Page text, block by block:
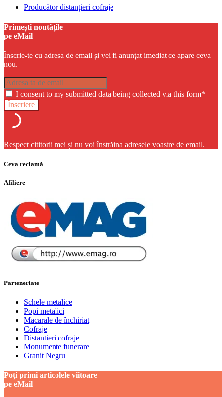
Producător distanțieri cofraje
Primești noutățile
pe eMail
Înscrie-te cu adresa de email și vei fi anunțat imediat ce apare ceva
nou.
I consent to my submitted data being collected via this form*
Respect cititorii mei și nu voi înstrăina adresele voastre de email.
Ceva reclamă
Afiliere
Parteneriate
Schele metalice
Popi metalici
Macarale de închiriat
Cofraje
Distantieri cofraje
Monumente funerare
Granit Negru
Poți primi articolele viitoare
pe eMail